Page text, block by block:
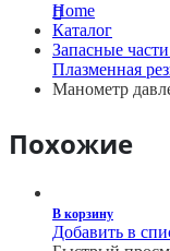
Home
Каталог
Запасные
Плазменная
Манометр
Похожие
В корзину
Добавить в